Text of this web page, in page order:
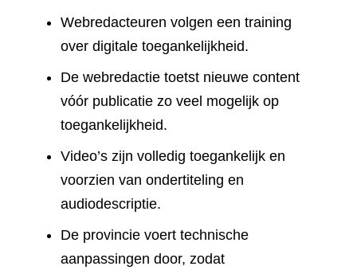
Webredacteuren volgen een training
over digitale toegankelijkheid.
De webredactie toetst nieuwe content
vóór publicatie zo veel mogelijk op
toegankelijkheid.
Video’s zijn volledig toegankelijk en
voorzien van ondertiteling en
audiodescriptie.
De provincie voert technische
aanpassingen door, zodat